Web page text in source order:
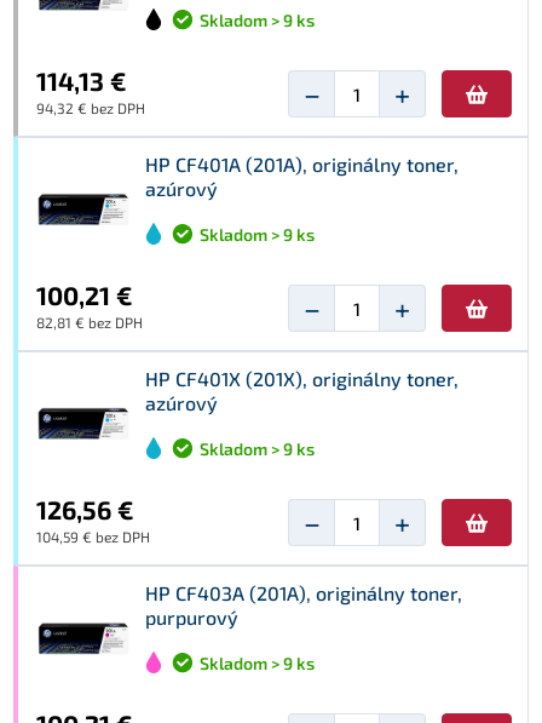
Skladom > 9 ks
114,13 €
94,32 € bez DPH − +
HP CF401A (201A), originálny toner,
azúrový
Skladom > 9 ks
100,21 €
82,81 € bez DPH − +
HP CF401X (201X), originálny toner,
azúrový
Skladom > 9 ks
126,56 €
104,59 € bez DPH − +
HP CF403A (201A), originálny toner,
purpurový
Skladom > 9 ks